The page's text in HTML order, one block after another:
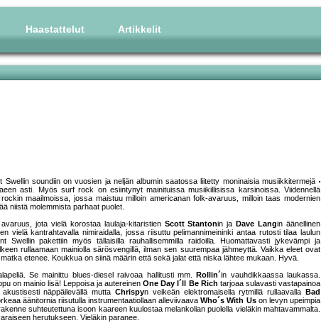
Haastattelut Artikkelit
soundiin on vuosien ja neljän albumin saatossa liitetty moninaisia musiikkitermejä
asti. Myös surf rock on esiintynyt mainituissa musiikillisissa karsinoissa. Viidennellä
maailmoissa, jossa maistuu milloin americanan folk-avaruus, milloin taas modernien
niistä molemmista parhaat puolet.
jota vielä korostaa laulaja-kitaristien Scott Stantonin ja Dave Langin äänellinen
vielä kantrahtavalla nimiraidalla, jossa riisuttu pelimannimeininki antaa rutosti tilaa laulun
Swellin pakettiin myös tällaisilla rauhallisemmilla raidoilla. Huomattavasti jykevämpi ja
rullaamaan mainiolla särösvengillä, ilman sen suurempaa jähmeyttä. Vaikka eleet ovat
etenee. Koukkua on siinä määrin että sekä jalat että niska lähtee mukaan. Hyvä.
Se mainittu blues-diesel raivoaa hallitusti mm.
Rollin´in vauhdikkaassa laukassa.
on mainio lisä! Leppoisa ja autereinenOne Day I´ll Be Rich tarjoaa sulavasti vastapainoa
näppäilevällä mutta Chrispyn veikeän elektromaisella rytmillä rullaavalla
Bad
äänitornia riisutulla instrumentaatiollaan alleviivaavaWho´s With Uson levyn upeimpia
suhteutettuna isoon kaareen kuulostaa melankolian puolella vieläkin mahtavammalta.
herutukseen. Vieläkin paranee.